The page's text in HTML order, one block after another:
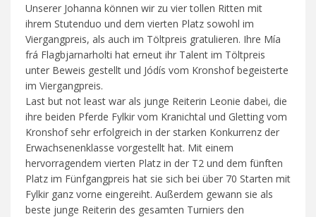
Unserer Johanna können wir zu vier tollen Ritten mit
ihrem Stutenduo und dem vierten Platz sowohl im
Viergangpreis, als auch im Töltpreis gratulieren. Ihre Mía
frá Flagbjarnarholti hat erneut ihr Talent im Töltpreis
unter Beweis gestellt und Jódís vom Kronshof begeisterte
im Viergangpreis.
Last but not least war als junge Reiterin Leonie dabei, die
ihre beiden Pferde Fylkir vom Kranichtal und Gletting vom
Kronshof sehr erfolgreich in der starken Konkurrenz der
Erwachsenenklasse vorgestellt hat. Mit einem
hervorragendem vierten Platz in der T2 und dem fünften
Platz im Fünfgangpreis hat sie sich bei über 70 Starten mit
Fylkir ganz vorne eingereiht. Außerdem gewann sie als
beste junge Reiterin des gesamten Turniers den